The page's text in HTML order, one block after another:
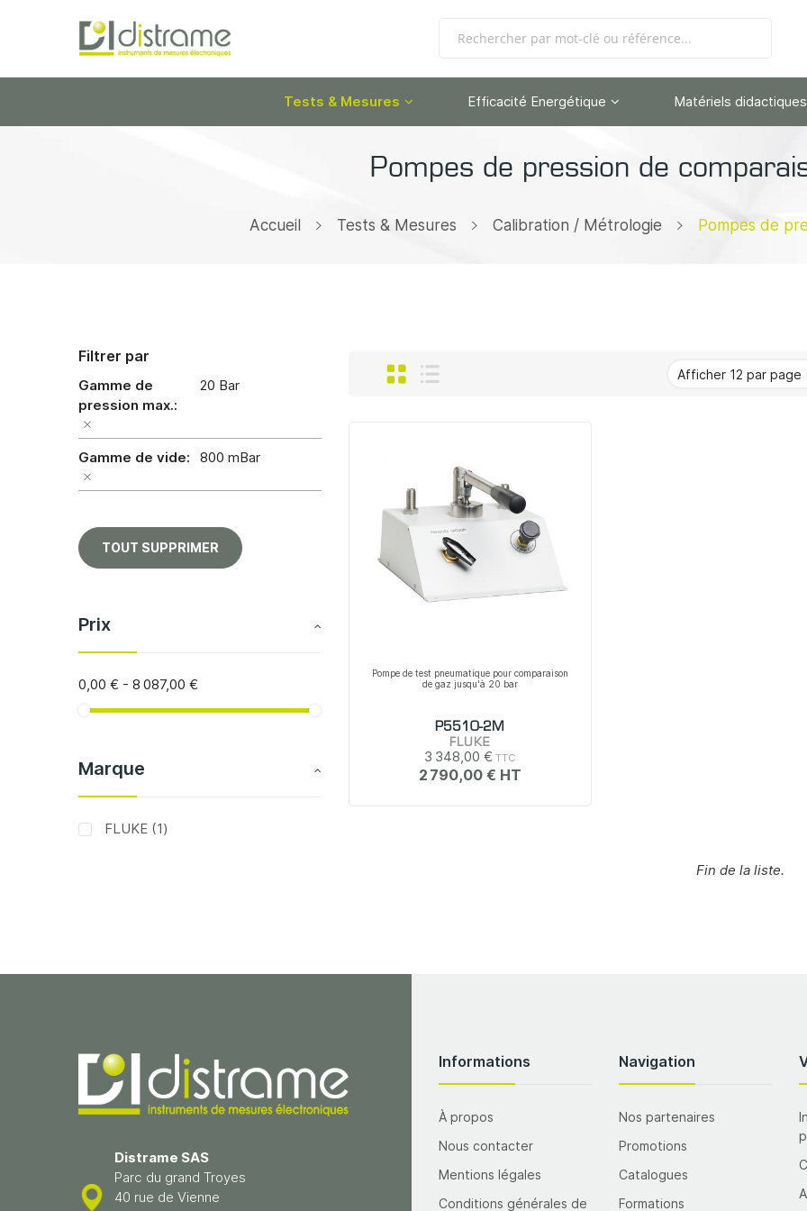
Tests & Mesures Efficacité Energétique Matériels didactiques
Pompes de pression de
Accueil Tests & Mesures Calibration / Métrologie Pompes de
Grille
Pompe de test pneumatique pour comparaison
de gaz jusqu'à 20 bar
P5510-2M
FLUKE
3 348,00 €
2 790,00 €
Fin de la liste.
Filtrer par
Gamme de
pression max.
20 Bar
Gamme de vide 800 mBar
TOUT SUPPRIMER
Prix
0,00 € - 8 087,00 €
Marque
FLUKE 1article
Distrame SAS
Parc du grand Troyes
40 rue de Vienne
Informations
À propos
Nous contacter
Mentions légales
Conditions générales de
Navigation
Nos partenaires
Promotions
Catalogues
Formations